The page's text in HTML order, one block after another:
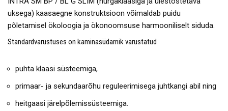
uksega) kaasaegne konstruktsioon võimaldab puidu
põletamisel ökoloogia ja ökonoomsuse harmooniliselt siduda.
Standardvarustuses on kaminasüdamik varustatud
puhta klaasi süsteemiga,
primaar- ja sekundaarõhu reguleerimisega juhtkangi abil ning
heitgaasi järelpõlemissüsteemiga.